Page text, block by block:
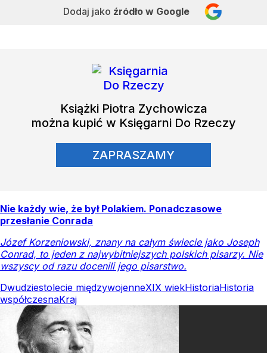
Dodaj jako źródło w Google
Książki Piotra Zychowicza
można kupić w Księgarni Do Rzeczy
ZAPRASZAMY
Nie każdy wie, że był Polakiem. Ponadczasowe
przesłanie Conrada
Józef Korzeniowski, znany na całym świecie jako Joseph
Conrad, to jeden z najwybitniejszych polskich pisarzy. Nie
wszyscy od razu docenili jego pisarstwo.
Dwudziestolecie międzywojenneXIX wiekHistoriaHistoria
współczesnaKraj